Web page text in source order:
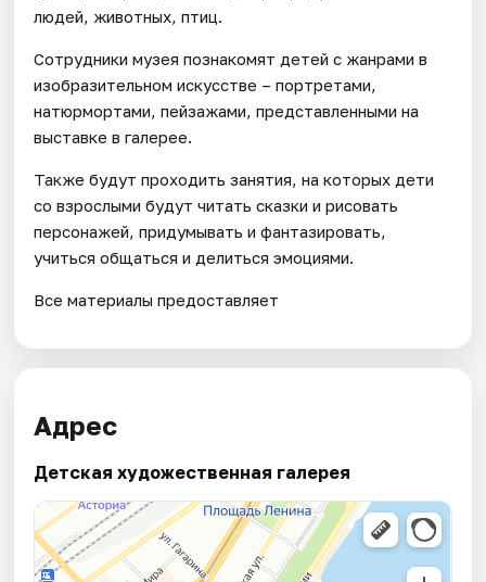
людей, животных, птиц.
Сотрудники музея познакомят детей с жанрами в
изобразительном искусстве – портретами,
натюрмортами, пейзажами, представленными на
выставке в галерее.
Также будут проходить занятия, на которых дети
со взрослыми будут читать сказки и рисовать
персонажей, придумывать и фантазировать,
учиться общаться и делиться эмоциями.
Все материалы предоставляет
Адрес
Детская художественная галерея